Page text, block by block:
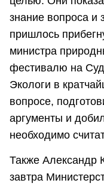
знание вопроса и
пришлось
министра
фестивалю на
Экологи в
вопросе,
аргументы и
необходимо
Также Александр
завтра